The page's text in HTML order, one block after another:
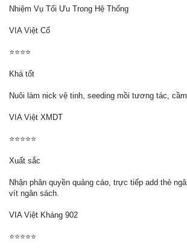
Nhiệm Vụ Tối Ưu Trong Hệ Thống
VIA Việt Cổ
⭐️⭐️⭐️⭐️
Khá tốt
Nuôi làm nick vệ tinh, seeding mồi tương tác,
VIA Việt XMDT
⭐️⭐️⭐️⭐️⭐️
Xuất sắc
Nhận phân quyền quảng cáo, trực tiếp add thẻ
vít ngân sách.
VIA Việt Kháng 902
⭐️⭐️⭐️⭐️⭐️